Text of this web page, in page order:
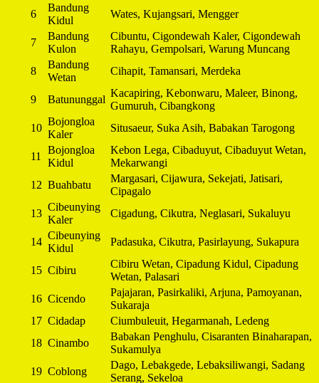
6
Bandung
Kidul
Wates, Kujangsari, Mengger
7
Bandung
Kulon
Cibuntu, Cigondewah Kaler, Cigondewah
Rahayu, Gempolsari, Warung Muncang
8
Bandung
Wetan
Cihapit, Tamansari, Merdeka
9 Batununggal
Kacapiring, Kebonwaru, Maleer, Binong,
Gumuruh, Cibangkong
10
Bojongloa
Kaler
Situsaeur, Suka Asih, Babakan Tarogong
11
Bojongloa
Kidul
Kebon Lega, Cibaduyut, Cibaduyut Wetan,
Mekarwangi
12 Buahbatu
Margasari, Cijawura, Sekejati, Jatisari,
Cipagalo
13
Cibeunying
Kaler
Cigadung, Cikutra, Neglasari, Sukaluyu
14
Cibeunying
Kidul
Padasuka, Cikutra, Pasirlayung, Sukapura
15 Cibiru
Cibiru Wetan, Cipadung Kidul, Cipadung
Wetan, Palasari
16 Cicendo
Pajajaran, Pasirkaliki, Arjuna, Pamoyanan,
Sukaraja
17 Cidadap
Ciumbuleuit, Hegarmanah, Ledeng
18 Cinambo
Babakan Penghulu, Cisaranten Binaharapan,
Sukamulya
19 Coblong
Dago, Lebakgede, Lebaksiliwangi, Sadang
Serang, Sekeloa